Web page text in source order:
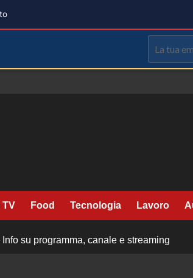
TV Food Tecnologia Lavoro
su programma, canale e streaming